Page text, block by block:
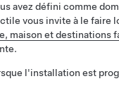
avez défini comme
vous invite à le faire
maison et destinations
l'installation est